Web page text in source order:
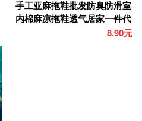
手工亚麻拖鞋批发防臭防滑室
内棉麻凉拖鞋透气居家一件代
8.90元